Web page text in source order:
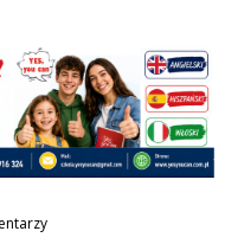
/
śmietnikowych. Wracają
Tumblr
0 Reddit Share